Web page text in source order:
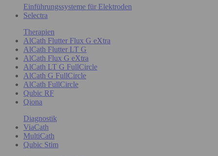
Einführungssysteme für Elektroden
Selectra
Therapien
AlCath Flutter Flux G eXtra
AlCath Flutter LT G
AlCath Flux G eXtra
AlCath LT G FullCircle
AlCath G FullCircle
AlCath FullCircle
Qubic RF
Qiona
Diagnostik
ViaCath
MultiCath
Qubic Stim